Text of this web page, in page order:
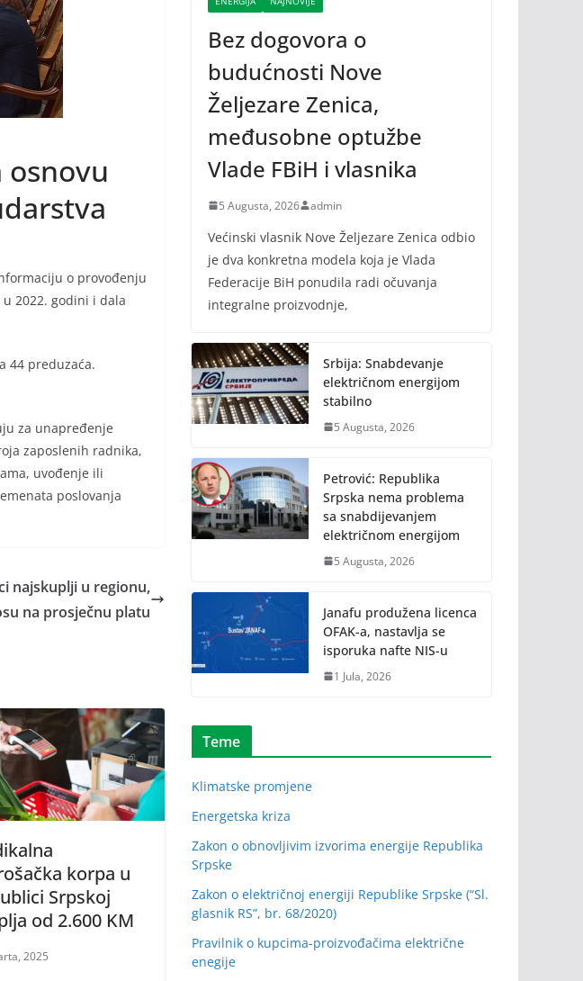
osnovu
o provođenju
2022. godini i dala
44 preduzaća.
za unapređenje
zaposlenih radnika,
uvođenje ili
poslovanja
najskuplji u regionu,
na prosječnu platu
korpa u
Srpskoj
od 2.600 KM
2025
Bez dogovora o
budućnosti Nove
Željezare Zenica,
međusobne optužbe
Vlade FBiH i vlasnika
5 Augusta, 2026 admin
Većinski vlasnik Nove Željezare Zenica odbio
je dva konkretna modela koja je Vlada
Federacije BiH ponudila radi očuvanja
integralne proizvodnje,
Srbija: Snabdevanje
električnom energijom
stabilno
5 Augusta, 2026
Petrović: Republika
Srpska nema problema
sa snabdijevanjem
električnom energijom
5 Augusta, 2026
Janafu produžena licenca
OFAK-a, nastavlja se
isporuka nafte NIS-u
1 Jula, 2026
Teme
Klimatske promjene
Energetska kriza
Zakon o obnovljivim izvorima energije Republika
Srpske
Zakon o električnoj energiji Republike Srpske (“Sl.
glasnik RS”, br. 68/2020)
Pravilnik o kupcima-proizvođačima električne
enegije